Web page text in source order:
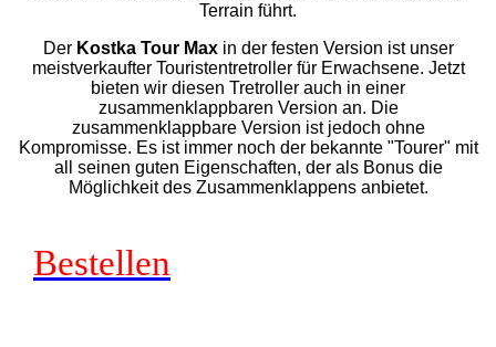
Terrain führt.
DerKostka Tour Maxin der festen Version ist unser
meistverkaufter Touristentretroller für Erwachsene. Jetzt
bieten wir diesen Tretroller auch in einer
zusammenklappbaren Version an. Die
zusammenklappbare Version ist jedoch ohne
Kompromisse. Es ist immer noch der bekannte "Tourer" mit
all seinen guten Eigenschaften, der als Bonus die
Möglichkeit des Zusammenklappens anbietet.
Bestellen